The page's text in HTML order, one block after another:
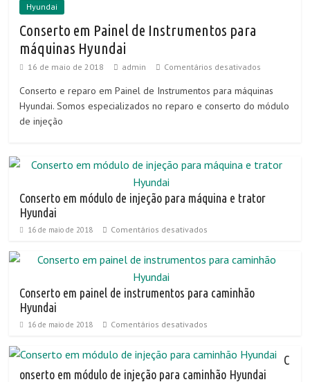
Hyundai
Conserto em Painel de Instrumentos para
máquinas Hyundai
16 de maio de 2018 admin Comentários desativados
Conserto e reparo em Painel de Instrumentos para máquinas
Hyundai. Somos especializados no reparo e conserto do módulo
de injeção
Conserto em módulo de injeção para máquina e trator
Hyundai
16 de maio de 2018 Comentários desativados
Conserto em painel de instrumentos para caminhão
Hyundai
16 de maio de 2018 Comentários desativados
C
onserto em módulo de injeção para caminhão Hyundai